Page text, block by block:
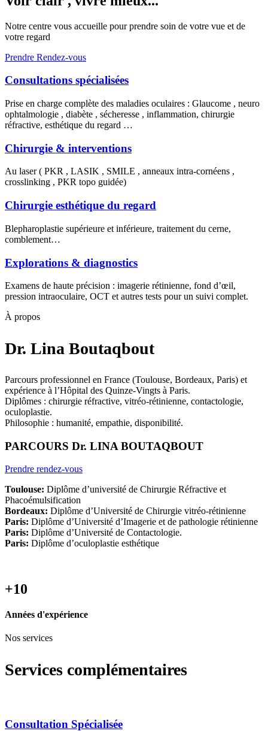
Notre centre vous accueille pour prendre soin de votre vue et de
votre regard
Prendre Rendez-vous
Consultations spécialisées
Prise en charge complète des maladies oculaires : Glaucome , neuro
ophtalmologie , diabète , sécheresse , inflammation, chirurgie
réfractive, esthétique du regard …
Chirurgie & interventions
Au laser ( PKR , LASIK , SMILE , anneaux intra-cornéens ,
crosslinking , PKR topo guidée)
Chirurgie esthétique du regard
Blepharoplastie supérieure et inférieure, traitement du cerne,
comblement…
Explorations & diagnostics
Examens de haute précision : imagerie rétinienne, fond d’œil,
pression intraoculaire, OCT et autres tests pour un suivi complet.
À propos
Dr. Lina Boutaqbout
Parcours professionnel en France (Toulouse, Bordeaux, Paris) et
expérience à l’Hôpital des Quinze-Vingts à Paris.
Diplômes : chirurgie réfractive, vitréo-rétinienne, contactologie,
oculoplastie.
Philosophie : humanité, empathie, disponibilité.
PARCOURS Dr. LINA BOUTAQBOUT
Prendre rendez-vous
Toulouse: Diplôme d’université de Chirurgie Réfractive et
Phacoémulsification
Bordeaux: Diplôme d’Université de Chirurgie vitréo-rétinienne
Paris: Diplôme d’Université d’Imagerie et de pathologie rétinienne
Paris: Diplôme d’Université de Contactologie.
Paris: Diplôme d’oculoplastie esthétique
+10
Années d'expérience
Nos services
Services complémentaires
Consultation Spécialisée